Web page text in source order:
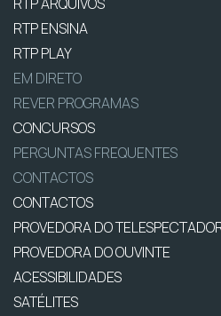
RTP ENSINA
RTP PLAY
EM DIRETO
REVER PROGRAMAS
CONCURSOS
PERGUNTAS FREQUENTES
CONTACTOS
CONTACTOS
PROVEDORA DO
PROVEDORA DO OUVINTE
ACESSIBILIDADES
SATÉLITES